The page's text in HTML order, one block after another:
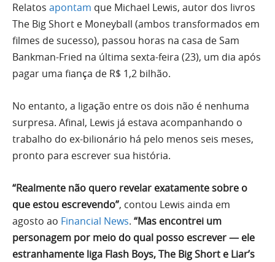
Relatos apontam que Michael Lewis, autor dos livros
The Big Short e Moneyball (ambos transformados em
filmes de sucesso), passou horas na casa de Sam
Bankman-Fried na última sexta-feira (23), um dia após
pagar uma fiança de R$ 1,2 bilhão.
No entanto, a ligação entre os dois não é nenhuma
surpresa. Afinal, Lewis já estava acompanhando o
trabalho do ex-bilionário há pelo menos seis meses,
pronto para escrever sua história.
“Realmente não quero revelar exatamente sobre o
que estou escrevendo”, contou Lewis ainda em
agosto ao Financial News. “Mas encontrei um
personagem por meio do qual posso escrever — ele
estranhamente liga Flash Boys, The Big Short e Liar’s